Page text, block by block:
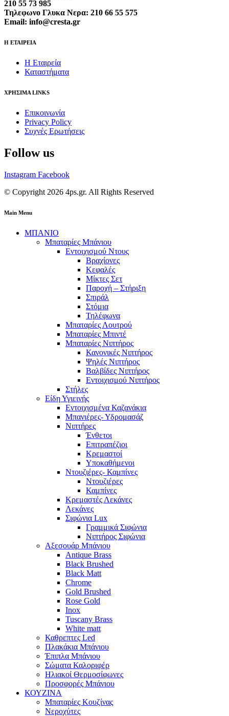
210 55 73 985
Τηλεφωνο Γλυκα Νερα: 210 66 55 575
Email: info@cresta.gr
Η ΕΤΑΙΡΕΙΑ
Η Εταιρεία
Καταστήματα
ΧΡΗΣΙΜΑ LINKS
Επικοινωνία
Privacy Policy
Συχνές Ερωτήσεις
Follow us
Instagram Facebook
© Copyright 2026 4ps.gr. All Rights Reserved
Main Menu
ΜΠΑΝΙΟ
Μπαταρίες Μπάνιου
Εντοιχισμού Ντους
Βραχίονες
Κεφαλές
Μίκτες Σετ
Παροχή – Στήριξη
Σπιράλ
Στόμια
Τηλέφωνα
Μπαταρίες Λουτρού
Μπαταρίες Μπιντέ
Μπαταρίες Νιπτήρος
Κανονικές Νιπτήρος
Ψηλές Νιπτήρος
Βαλβίδες Νιπτήρος
Εντοιχισμού Νιπτήρος
Στήλες
Είδη Υγιεινής
Εντοιχισμένα Καζανάκια
Μπανιέρες- Υδρομασάζ
Νιπτήρες
Ένθετοι
Επιτραπέζιοι
Κρεμαστοί
Υποκαθήμενοι
Ντουζιέρες- Καμπίνες
Ντουζιέρες
Καμπίνες
Κρεμαστές Λεκάνες
Λεκάνες
Σιφώνια Lux
Γραμμικά Σιφώνια
Νιπτήρος Σιφώνια
Αξεσουάρ Μπάνιου
Antique Brass
Black Brushed
Black Matt
Chrome
Gold Brushed
Rose Gold
Inox
Tuscany Brass
White matt
Καθρεπτες Led
Πλακάκια Μπάνιου
Έπιπλα Μπάνιου
Σώματα Καλοριφέρ
Ηλιακοί Θερμοσίφωνες
Προσφορές Μπάνιου
ΚΟΥΖΙΝΑ
Μπαταρίες Κουζίνας
Νεροχύτες